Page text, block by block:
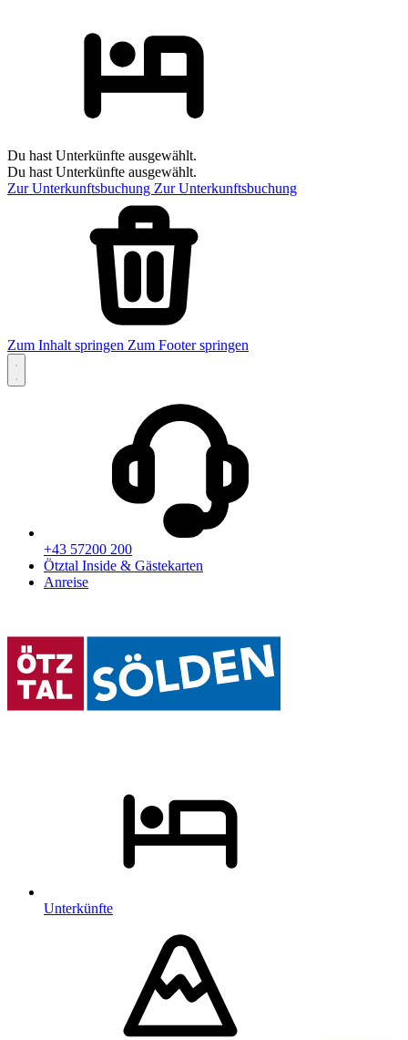
Du hast Unterkünfte ausgewählt.
Du hast Unterkünfte ausgewählt.
Zur Unterkunftsbuchung Zur Unterkunftsbuchung
Zum Inhalt springen Zum Footer springen
+43 57200 200
Ötztal Inside & Gästekarten
Anreise
Unterkünfte